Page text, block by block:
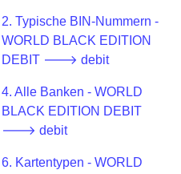
2. Typische BIN-Nummern -
WORLD BLACK EDITION
DEBIT 🡒 debit
4. Alle Banken - WORLD
BLACK EDITION DEBIT
🡒 debit
6. Kartentypen - WORLD